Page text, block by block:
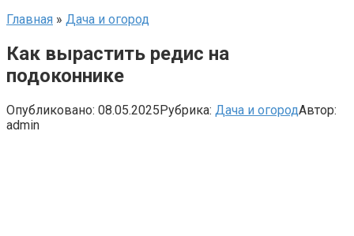
Главная » Дача и огород
Как вырастить редис на
подоконнике
Опубликовано: 08.05.2025Рубрика: Дача и огородАвтор:
admin